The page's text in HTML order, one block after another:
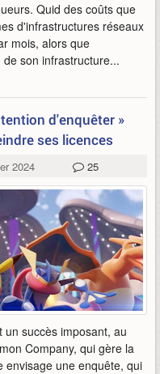
Quid des coûts que
d'infrastructures réseaux
mois, alors que
son infrastructure...
d'enquêter »
ses licences
2024 25
succès imposant, au
Company, qui gère la
envisage une enquête, qui